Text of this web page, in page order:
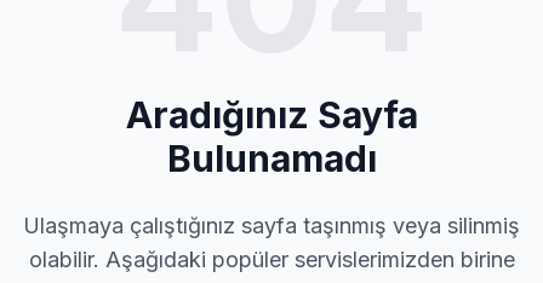
Aradığınız Sayfa
Bulunamadı
Ulaşmaya çalıştığınız sayfa taşınmış veya silinmiş
olabilir. Aşağıdaki popüler servislerimizden birine